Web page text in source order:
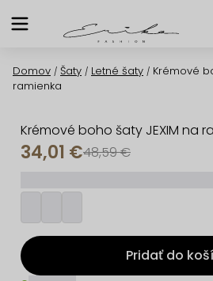
na
Domov / Šaty / Letné šaty / Krémové
ramienka
Krémové boho šaty JEXIM na
48,59 €
34,01 €
Pridať do